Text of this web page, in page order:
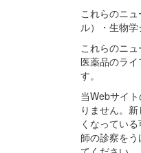
これらのニ
ル）・生物学
これらのニ
医薬品のラ
す。
当Webサイ
りません。
くなってい
師の診察を